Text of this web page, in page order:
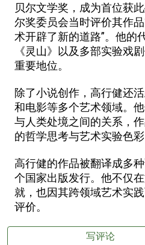
贝尔文学奖，成为首位获
尔奖委员会当时评价其作
术开辟了新的道路”。他的
《灵山》以及多部实验戏
重要地位。
除了小说创作，高行健还
和电影等多个艺术领域。
与人类处境之间的关系，
的哲学思考与艺术实验色彩
高行健的作品被翻译成多
个国家出版发行。他不仅
就，也因其跨领域艺术实
评价。
写评论